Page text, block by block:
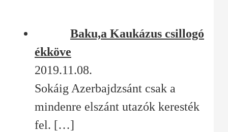
Baku,a Kaukázus csillogó
ékköve
2019.11.08.
Sokáig Azerbajdzsánt csak a
mindenre elszánt utazók keresték
fel. […]